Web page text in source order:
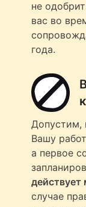
не
вас во
года.
Допустим,
Вашу
а первое
случае